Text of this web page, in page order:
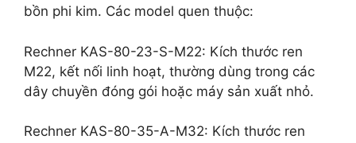
bồn phi kim. Các model quen thuộc:
Rechner KAS-80-23-S-M22: Kích thước ren
M22, kết nối linh hoạt, thường dùng trong các
dây chuyền đóng gói hoặc máy sản xuất nhỏ.
Rechner KAS-80-35-A-M32: Kích thước ren